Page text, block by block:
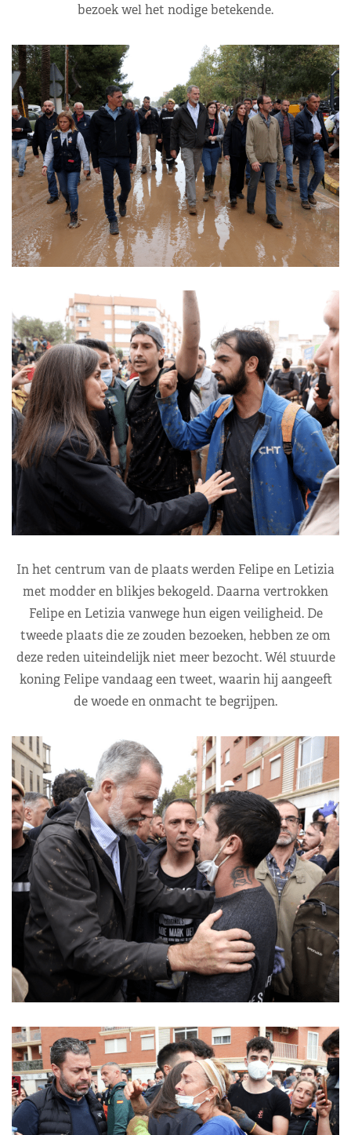
bezoek wel het nodige betekende.
In het centrum van de plaats werden Felipe en Letizia
met modder en blikjes bekogeld. Daarna vertrokken
Felipe en Letizia vanwege hun eigen veiligheid. De
tweede plaats die ze zouden bezoeken, hebben ze om
deze reden uiteindelijk niet meer bezocht. Wél stuurde
koning Felipe vandaag een tweet, waarin hij aangeeft
de woede en onmacht te begrijpen.